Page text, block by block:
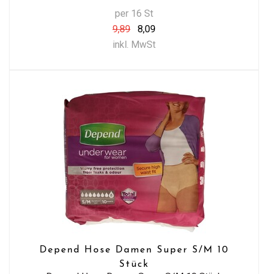
per 16 St
9,89
8,09
inkl. MwSt
Depend Hose Damen Super S/M 10
Stück